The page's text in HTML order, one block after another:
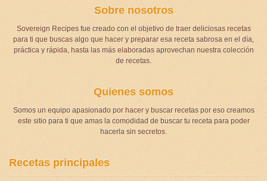
Sobre nosotros
Sovereign Recipes fue creado con el objetivo de traer deliciosas recetas
para ti que buscas algo que hacer y preparar esa receta sabrosa en el día,
práctica y rápida, hasta las más elaboradas aprovechan nuestra colección
de recetas.
Quienes somos
Somos un equipo apasionado por hacer y buscar recetas por eso creamos
este sitio para ti que amas la comodidad de buscar tu receta para poder
hacerla sin secretos.
Recetas principales